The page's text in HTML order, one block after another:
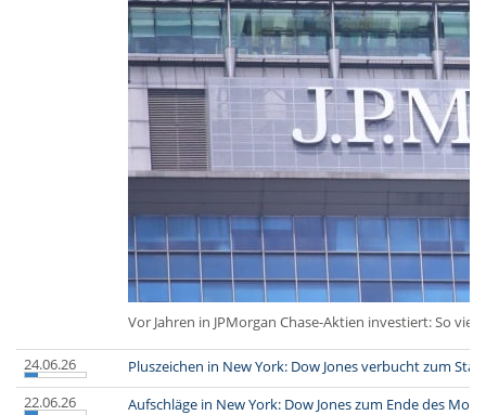
Vor Jahren in JPMorgan Chase-Aktien investiert: So
24.06.26
Pluszeichen in New York: Dow Jones verbucht zum
22.06.26
Aufschläge in New York: Dow Jones zum Ende des